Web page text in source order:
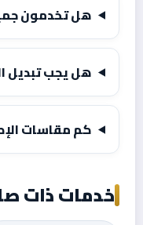
هل تخدمون
هل يجب تبديل
كم مقاسات
خدمات ذات